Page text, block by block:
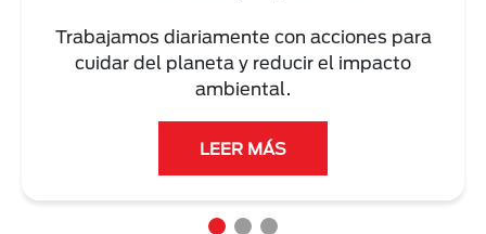
Trabajamos diariamente con acciones para
cuidar del planeta y reducir el impacto
ambiental.
LEER MÁS